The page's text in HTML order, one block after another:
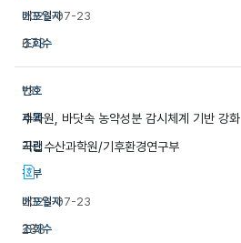
2026-07-23
673
131
수과원, 바닷속 농약성분 감시체계 기반 강화
국립수산과학원/기후환경연구부
2026-07-23
288